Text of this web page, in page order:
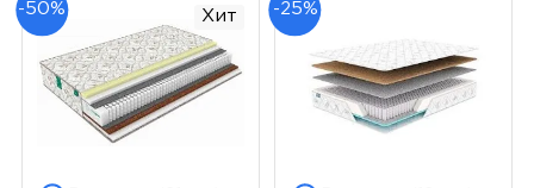
-50% Хит -25%